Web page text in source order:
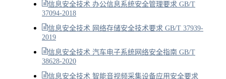
信息安全技术 办公信息系统安全管理要求 GB/T
37094-2018
信息安全技术 网络存储安全技术要求 GB/T 37939-
2019
信息安全技术 汽车电子系统网络安全指南 GB/T
38628-2020
信息安全技术 智能音视频采集设备应用安全要求